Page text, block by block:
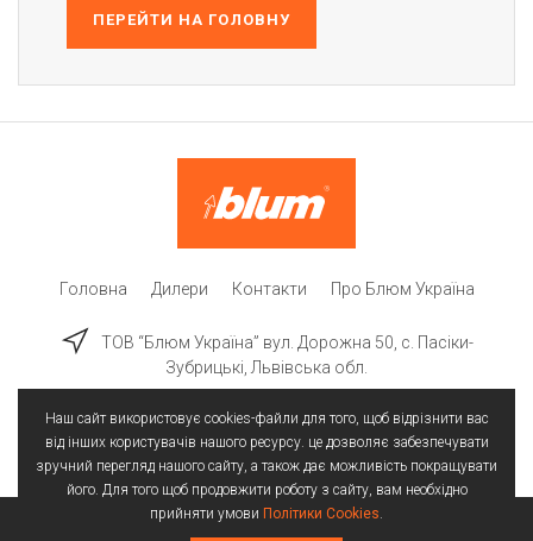
ПЕРЕЙТИ НА ГОЛОВНУ
Головна Дилери Контакти Про Блюм Україна
ТОВ “Блюм Україна” вул. Дорожна 50, c. Пасіки-
Зубрицькі, Львівська обл.
Наш сайт використовує cookies-файли для того, щоб відрізнити вас
від інших користувачів нашого ресурсу. це дозволяє забезпечувати
зручний перегляд нашого сайту, а також дає можливість покращувати
його. Для того щоб продовжити роботу з сайту, вам необхідно
прийняти умови Політики Cookies.